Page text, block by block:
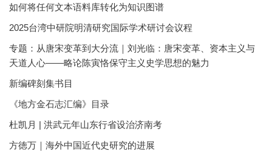
如何将任何文本语料库转化为知识图谱
2025台湾中研院明清研究国际学术研讨会议程
专题：从唐宋变革到大分流｜刘光临：唐宋变革、资本主义与
天道人心——略论陈寅恪保守主义史学思想的魅力
新编碑刻集书目
《地方金石志汇编》目录
杜凯月 | 洪武元年山东行省设治济南考
方徳万｜海外中国近代史研究的进展